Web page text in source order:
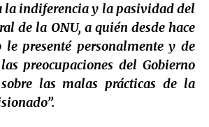
la indiferencia y la pasividad del
de la ONU, a quién desde hace
presenté personalmente y de
preocupaciones del Gobierno
las malas prácticas de la